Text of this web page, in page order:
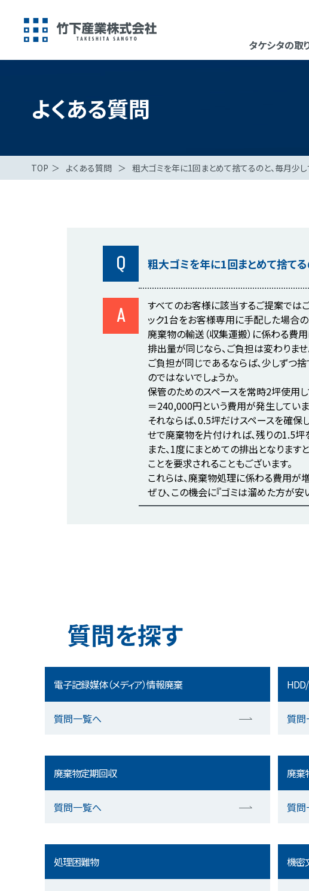
タケシタの取
よくある質問
TOP ＞ よくある質問 ＞ 粗大ゴミを年に1回まとめて捨てるのと、毎月少
Q 粗大ゴミを年に1回まとめて捨て
A
すべてのお客様に該当するご提案では
ック1台をお客様専用に手配した場合
廃棄物の輸送（収集運搬）に係わる費
排出量が同じなら、ご負担は変わりませ
ご負担が同じであるならば、少しずつ
のではないでしょうか。
保管のためのスペースを常時2坪使用
＝240,000円という費用が発生していま
それならば、0.5坪だけスペースを確保
せで廃棄物を片付ければ、残りの1.5坪
また、1度にまとめての排出となりま
ことを要求されることもございます。
これらは、廃棄物処理に係わる費用が
ぜひ、この機会に『ゴミは溜めた方が
質問を探す
電子記録媒体（メディア）情報廃棄
質問一覧へ 質問
廃棄物定期回収
質問一覧へ
廃棄
質問
処理困難物 機密